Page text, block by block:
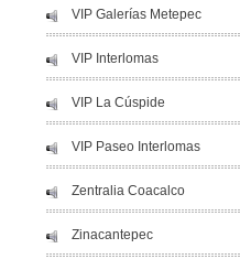
VIP Galerías Metepec
VIP Interlomas
VIP La Cúspide
VIP Paseo Interlomas
Zentralia Coacalco
Zinacantepec